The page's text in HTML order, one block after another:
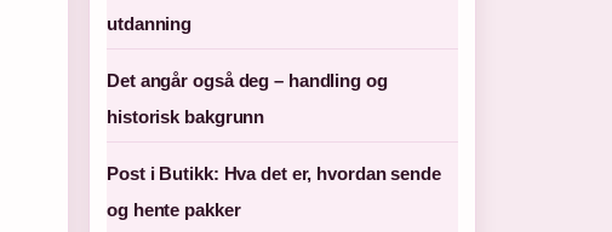
utdanning
Det angår også deg – handling og
historisk bakgrunn
Post i Butikk: Hva det er, hvordan sende
og hente pakker